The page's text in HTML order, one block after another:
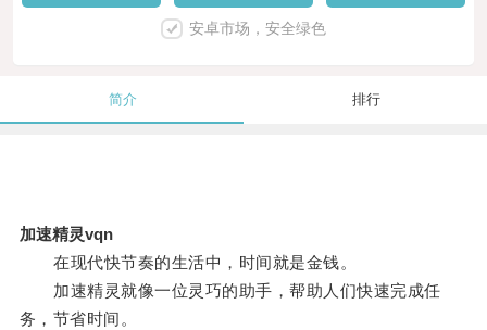
安卓市场，安全绿色
简介 排行
加速精灵vqn
在现代快节奏的生活中，时间就是金钱。
加速精灵就像一位灵巧的助手，帮助人们快速完成任
务，节省时间。